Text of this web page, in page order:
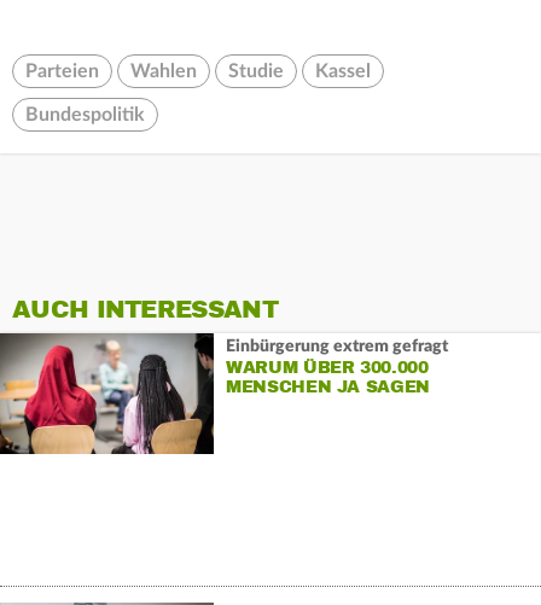
Parteien Wahlen Studie Kassel
Bundespolitik
AUCH INTERESSANT
Einbürgerung extrem gefragt
WARUM ÜBER 300.000
MENSCHEN JA SAGEN